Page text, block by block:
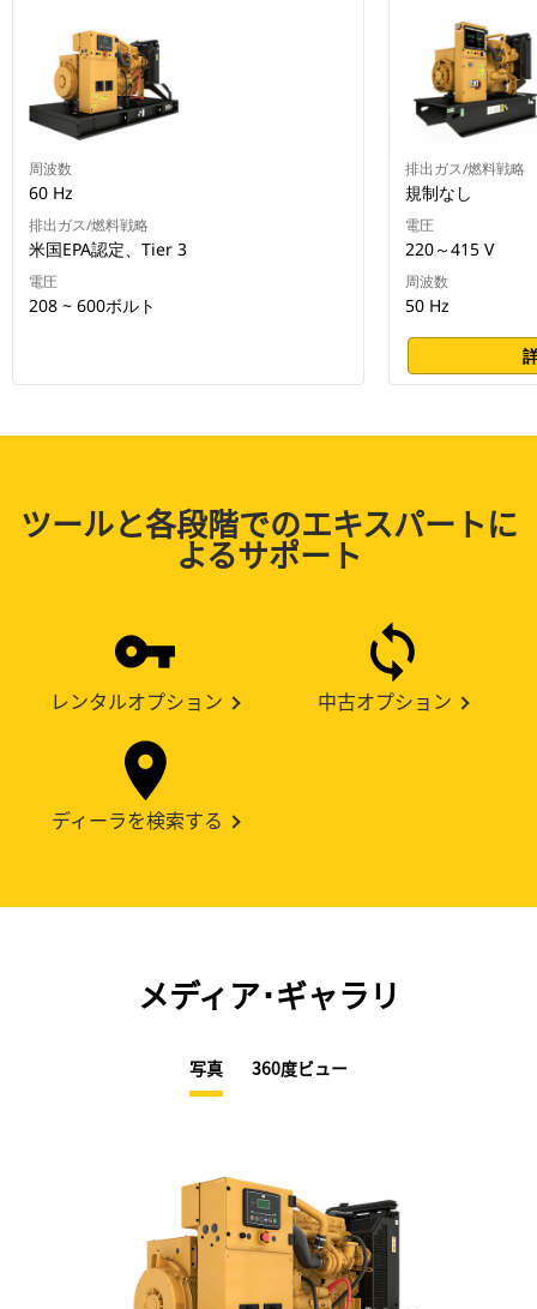
周波数
60 Hz
排出ガス/燃料戦略
米国EPA認定、Tier 3
電圧
208 ~ 600ボルト
排出ガス/燃料戦略
規制なし
電圧
220～415 V
周波数
50 Hz
ツールと各段階でのエキスパートに
よるサポート
レンタルオプション 中古オプション
ディーラを検索する
メディア･ギャラリ
写真 360度ビュー